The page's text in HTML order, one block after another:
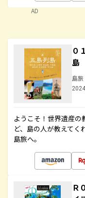
AD
０
島
島旅
ようこそ！世界遺産
ど、島の人が教えてく
島旅へ。
Ｒ